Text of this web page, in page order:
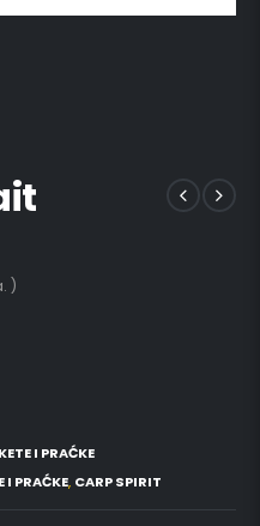
)
I PRAĆKE
I PRAĆKE, CARP SPIRIT